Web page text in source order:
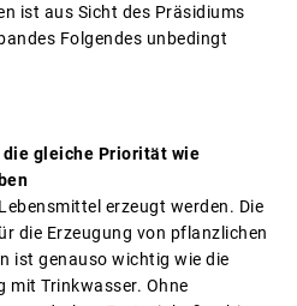
ist aus Sicht des Präsidiums
Folgendes unbedingt
gleiche Priorität wie
erzeugt werden. Die
die Erzeugung von pflanzlichen
ist genauso wichtig wie die
mit Trinkwasser. Ohne